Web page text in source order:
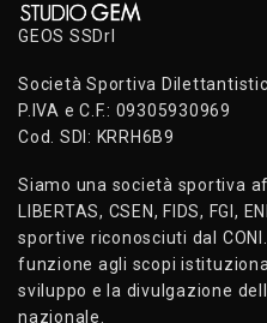
GEOS SSDrl
Società Sportiva
P.IVA e C.F.: 09305930969
Cod. SDI: KRRH6B9
Siamo una società sportiva
LIBERTAS, CSEN, FIDS, FGI,
sportive riconosciuti dal
funzione agli scopi
sviluppo e la divulgazione
nazionale.